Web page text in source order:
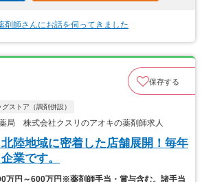
剤師さんにお話を伺ってきました
保存する
グストア（調剤併設）
局 株式会社クスリのアオキの薬剤師求人
北陸地域に密着した店舗展開！毎年
業です。
万円～600万円※薬剤師手当・賞与含む。諸手当